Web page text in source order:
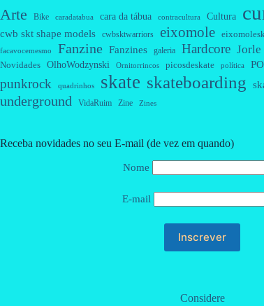
Arte Bike caradatabua cara da tábua contracultura Cultura
cwb skt shape models cwbsktwarriors eixomole
facavocemesmo Fanzine Fanzines galeria Hardcore Jorle
Novidades OlhoWodzynski Ornitorrincos picosdeskate política
punkrock quadrinhos skate skateboarding
underground VidaRuim Zine Zines
Receba novidades no seu E-mail (de vez em quando)
Nome
E-mail
Considere